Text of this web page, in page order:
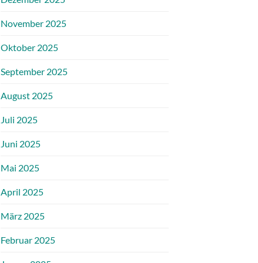
November 2025
Oktober 2025
September 2025
August 2025
Juli 2025
Juni 2025
Mai 2025
April 2025
März 2025
Februar 2025